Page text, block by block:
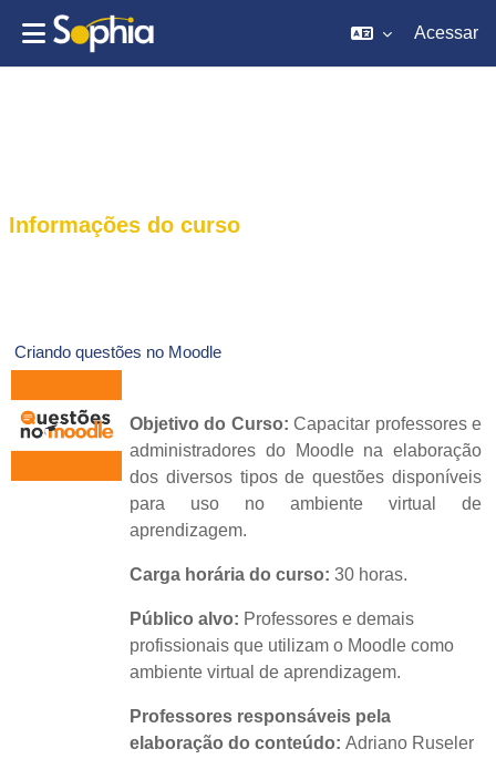
Acessar
Informações do curso
Criando questões no Moodle
Objetivo do Curso: Capacitar professores e
administradores do Moodle na elaboração
dos diversos tipos de questões disponíveis
para uso no ambiente virtual de
aprendizagem.
Carga horária do curso: 30 horas.
Público alvo: Professores e demais
profissionais que utilizam o Moodle como
ambiente virtual de aprendizagem.
Professores responsáveis pela
elaboração do conteúdo: Adriano Ruseler